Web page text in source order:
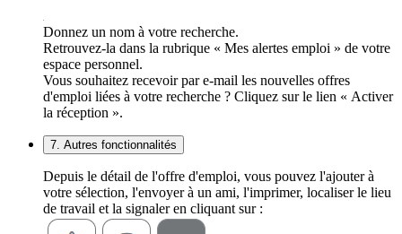
Donnez un nom à votre recherche.
Retrouvez-la dans la rubrique « Mes alertes emploi » de votre
espace personnel.
Vous souhaitez recevoir par e-mail les nouvelles offres
d'emploi liées à votre recherche ? Cliquez sur le lien « Activer
la réception ».
7. Autres fonctionnalités
Depuis le détail de l'offre d'emploi, vous pouvez l'ajouter à
votre sélection, l'envoyer à un ami, l'imprimer, localiser le lieu
de travail et la signaler en cliquant sur :